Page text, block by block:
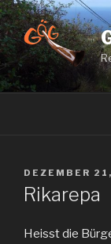
Zum
Inhalt
springen
AM
DEZEMBER
Rikarepa
Heisst die